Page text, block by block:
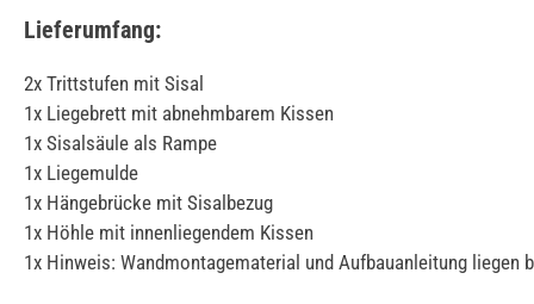
Lieferumfang:
2x Trittstufen mit Sisal
1x Liegebrett mit abnehmbarem Kissen
1x Sisalsäule als Rampe
1x Liegemulde
1x Hängebrücke mit Sisalbezug
1x Höhle mit innenliegendem Kissen
1x Hinweis: Wandmontagematerial und Aufbauanleitung liegen